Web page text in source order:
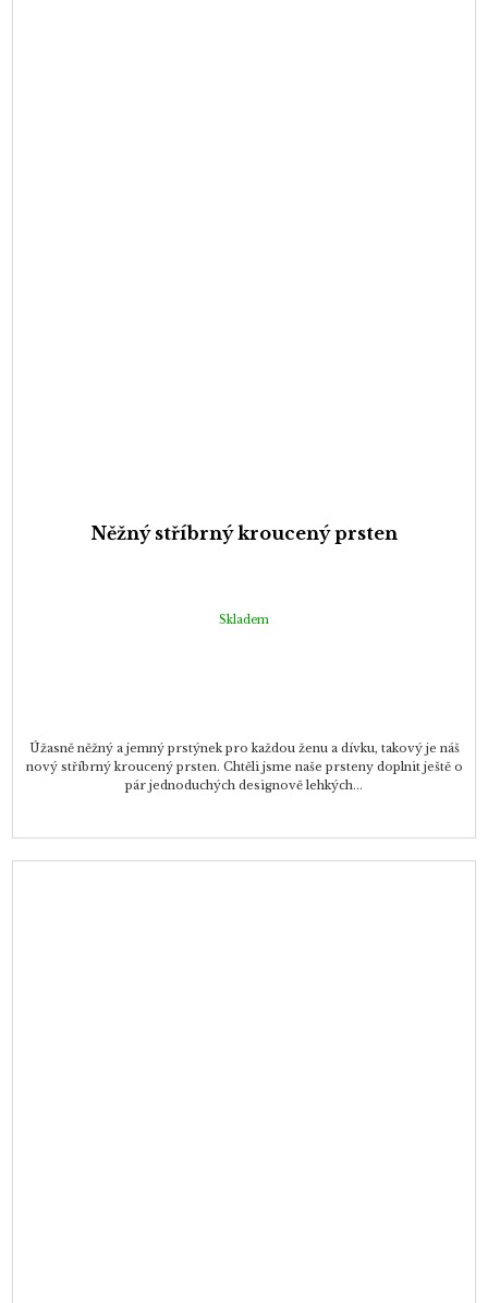
Něžný stříbrný kroucený prsten
Skladem
Úžasně něžný a jemný prstýnek pro každou ženu a dívku, takový je náš
nový stříbrný kroucený prsten. Chtěli jsme naše prsteny doplnit ještě o
pár jednoduchých designově lehkých...